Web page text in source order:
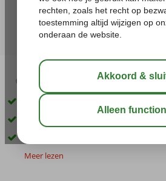
03:30 aug 33°C
Rustig gelegen
Een heerlijk Spa Center
Meer lezen